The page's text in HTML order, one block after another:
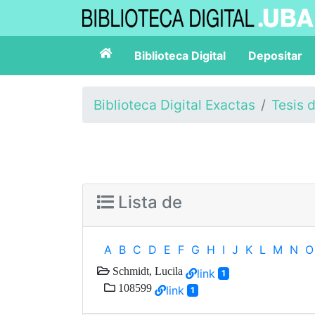
Biblioteca Digital Depositar
Biblioteca Digital Exactas Tesis
Lista de
A B C D E F G H I J K L M N O
Schmidt, Lucila link 1
108599 link 1